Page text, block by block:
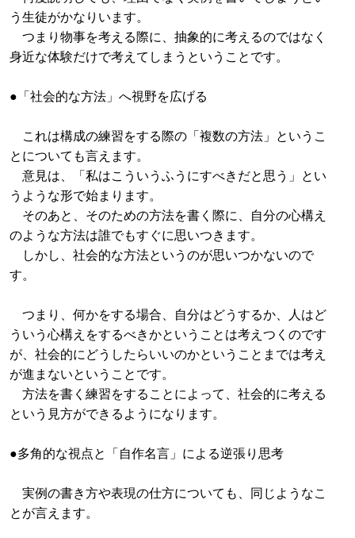
う生徒がかなりいます。
つまり物事を考える際に、抽象的に考えるのではなく
身近な体験だけで考えてしまうということです。
●「社会的な方法」へ視野を広げる
これは構成の練習をする際の「複数の方法」というこ
とについても言えます。
意見は、「私はこういうふうにすべきだと思う」とい
うような形で始まります。
そのあと、そのための方法を書く際に、自分の心構え
のような方法は誰でもすぐに思いつきます。
しかし、社会的な方法というのが思いつかないので
す。
つまり、何かをする場合、自分はどうするか、人はど
ういう心構えをするべきかということは考えつくのです
が、社会的にどうしたらいいのかということまでは考え
が進まないということです。
方法を書く練習をすることによって、社会的に考える
という見方ができるようになります。
●多角的な視点と「自作名言」による逆張り思考
実例の書き方や表現の仕方についても、同じようなこ
とが言えます。